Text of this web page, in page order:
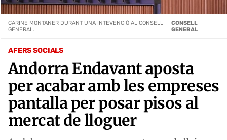
AFERS SOCIALS
Andorra Endavant aposta
per acabar amb les empreses
pantalla per posar pisos al
mercat de lloguer
CARINE MONTANER DURANT UNA INTEVENCIÓ AL CONSELL
GENERAL.
CONSELL
GENERAL